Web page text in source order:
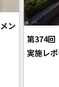
ン
第374回
実施レ